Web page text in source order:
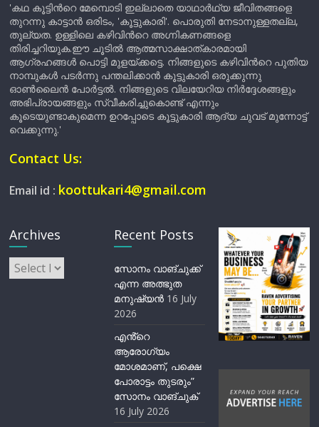
'കഥ കൂട്ടിന്‍റെ മേമ്പൊടി ഇല്ലാതെ യാഥാർഥ്യ ജീവിതങ്ങളെ
തുറന്നു കാട്ടാൻ ഒരിടം, 'കൂട്ടുകാരി'. പൊരുതി നേടാനുള്ളതല്ല,
തുല്യത. ഉള്ളിലെ കഴിവിന്‍റെ അഗ്നികണങ്ങളെ
തിരിച്ചറിയുക.ഈ ചൂടിൽ ആത്മസാക്ഷാത്കാരമായി
ആഗ്രഹങ്ങൾ പൊട്ടി മുളയ്ക്കട്ടെ. നിങ്ങളുടെ കഴിവിന്‍റെ പുതിയ
നാമ്പുകൾ പടർന്നു പന്തലിക്കാൻ കൂട്ടുകാരി ഒരുക്കുന്നു
ഓൺലൈൻ പോർട്ടൽ. നിങ്ങളുടെ വിലയേറിയ നിർദ്ദേശങ്ങളും
അഭിപ്രായങ്ങളും സ്വീകരിച്ചുകൊണ്ട് എന്നും
കൂടെയുണ്ടാകുമെന്ന ഉറപ്പോടെ കൂട്ടുകാരി ആദ്യ ചുവട് മുന്നോട്ട്
വെക്കുന്നു.'
Contact Us:
Email id : koottukari4@gmail.com
Archives
Archives
Recent Posts
സോനം വാങ്ചുക്ക്
എന്ന അത്ഭുത
മനുഷ്യന്‍ 16 July
2026
എൻ്റെ
ആരോഗ്യം
മോശമാണ്, പക്ഷെ
പോരാട്ടം തുടരും”
സോനം വാങ്ചുക്
16 July 2026